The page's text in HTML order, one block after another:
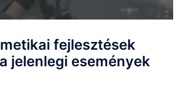
fejlesztések
jelenlegi események